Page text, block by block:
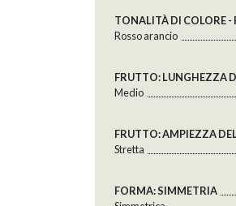
TONALITÀ DI COLORE
Rosso arancio
FRUTTO: LUNGHEZZA
Medio
FRUTTO: AMPIEZZA
Stretta
FORMA: SIMMETRIA